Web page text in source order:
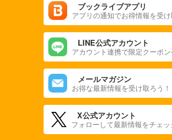
ブックライブアプリ
アプリの通知でお得情報を受け
LINE公式アカウント
アカウント連携で限定クーポン
メールマガジン
お得な最新情報を受け取ろう！
X公式アカウント
フォローして最新情報をチェッ